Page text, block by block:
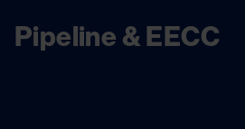
Pipeline & EECC